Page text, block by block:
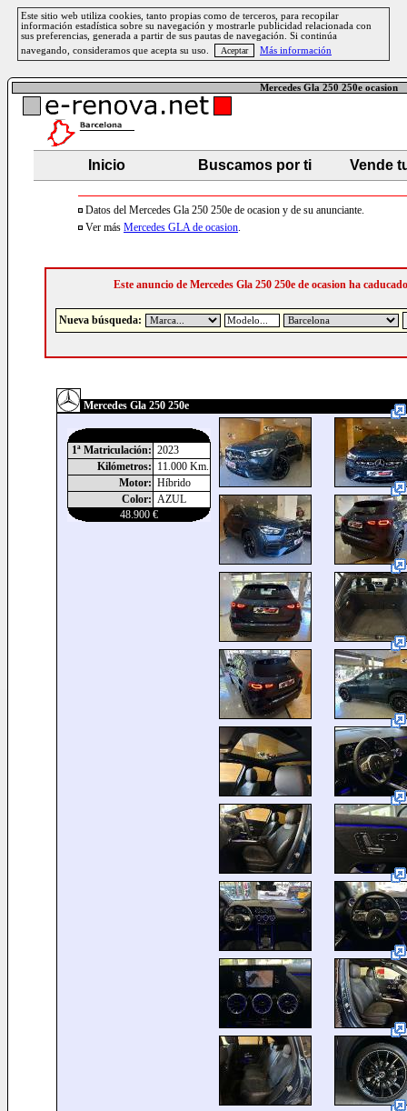
Este sitio web utiliza cookies, tanto propias como de terceros, para recopilar
información estadística sobre su navegación y mostrarle publicidad relacionada con
sus preferencias, generada a partir de sus pautas de navegación. Si continúa
navegando, consideramos que acepta su uso.
Más información
Mercedes Gla 250 250e ocasion
Inicio Buscamos por ti Vende
Datos del Mercedes Gla 250 250e de ocasion y de su anunciante.
Ver más Mercedes GLA de ocasion.
Este anuncio de Mercedes Gla 250 250e de ocasion ha caducado
Nueva búsqueda:
Mercedes Gla 250 250e
1ª Matriculación: 2023
Kilómetros: 11.000 Km.
Motor: Híbrido
Color: AZUL
48.900 €